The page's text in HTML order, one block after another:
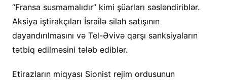
“Fransa susmamalıdır” kimi şüarları səsləndiriblər.
Aksiya iştirakçıları İsrailə silah satışının
dayandırılmasını və Tel-Əvivə qarşı sanksiyaların
tətbiq edilməsini tələb ediblər.
Etirazların miqyası Sionist rejim ordusunun